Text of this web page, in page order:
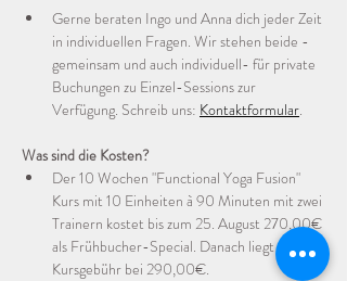
Gerne beraten Ingo und Anna dich jeder Zeit
in individuellen Fragen. Wir stehen beide -
gemeinsam und auch individuell- für private
Buchungen zu Einzel-Sessions zur
Verfügung. Schreib uns: Kontaktformular.
Was sind die Kosten?
Der 10 Wochen "Functional Yoga Fusion"
Kurs mit 10 Einheiten à 90 Minuten mit zwei
Trainern kostet bis zum 25. August 270,00€
als Frühbucher-Special. Danach liegt die
Kursgebühr bei 290,00€.